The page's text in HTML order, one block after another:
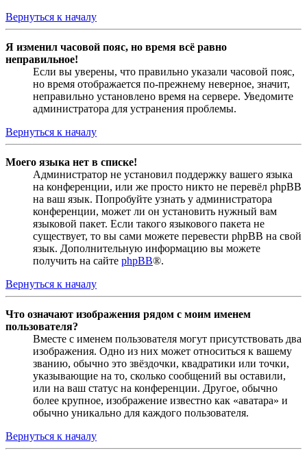
Вернуться к началу
Я изменил часовой пояс, но время всё равно
неправильное!
Если вы уверены, что правильно указали часовой пояс,
но время отображается по-прежнему неверное, значит,
неправильно установлено время на сервере. Уведомите
администратора для устранения проблемы.
Вернуться к началу
Моего языка нет в списке!
Администратор не установил поддержку вашего языка
на конференции, или же просто никто не перевёл phpBB
на ваш язык. Попробуйте узнать у администратора
конференции, может ли он установить нужный вам
языковой пакет. Если такого языкового пакета не
существует, то вы сами можете перевести phpBB на свой
язык. Дополнительную информацию вы можете
получить на сайте phpBB®.
Вернуться к началу
Что означают изображения рядом с моим именем
пользователя?
Вместе с именем пользователя могут присутствовать два
изображения. Одно из них может относиться к вашему
званию, обычно это звёздочки, квадратики или точки,
указывающие на то, сколько сообщений вы оставили,
или на ваш статус на конференции. Другое, обычно
более крупное, изображение известно как «аватара» и
обычно уникально для каждого пользователя.
Вернуться к началу